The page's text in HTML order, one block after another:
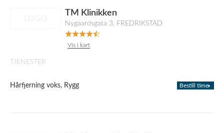
TM Klinikken
Nygaardsgata 3, FREDRIKSTAD
Vis i kart
TJENESTER
Hårfjerning voks, Rygg Bestill time